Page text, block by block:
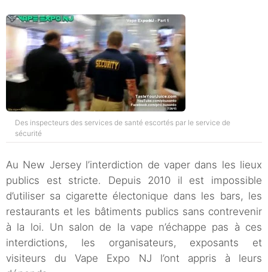
Des inspecteurs des services de santé escortés par le service de
sécurité
Au New Jersey l’interdiction de vaper dans les lieux
publics est stricte. Depuis 2010 il est impossible
d’utiliser sa cigarette électonique dans les bars, les
restaurants et les bâtiments publics sans contrevenir
à la loi. Un salon de la vape n’échappe pas à ces
interdictions, les organisateurs, exposants et
visiteurs du Vape Expo NJ l’ont appris à leurs